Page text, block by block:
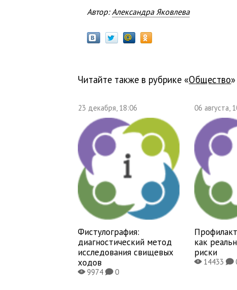
Автор:Александра Яковлева
Читайте также в рубрике « общество»
23 декабря, 18:06
Фистулография:
диагностический метод
исследования свищевых
ходов
X9974K0
06 августа,
как
риски
X14433K